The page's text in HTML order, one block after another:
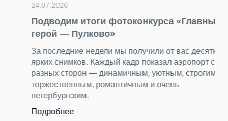
24.07.2026
Подводим итоги фотоконкурса «Главный
герой — Пулково»
За последние недели мы получили от вас десятки
ярких снимков. Каждый кадр показал аэропорт с
разных сторон — динамичным, уютным, строгим и
торжественным, романтичным и очень
петербургским.
Подробнее